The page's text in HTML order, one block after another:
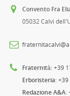
Convento Fra
05032 Calvi
Fraternità: +39
Erboristeria:
Redazione A&A: